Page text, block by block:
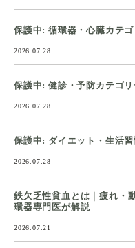
保護中: 循環器・心臓カテゴ
2026.07.28
保護中: 健診・予防カテゴリ
2026.07.28
保護中: ダイエット・生活
2026.07.28
鉄欠乏性貧血とは｜疲れ・
環器専門医が解説
2026.07.21